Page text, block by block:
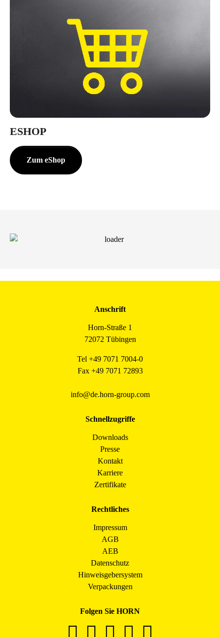
ESHOP
Zum eShop
Anschrift
Horn-Straße 1
72072 Tübingen
Tel +49 7071 7004-0
Fax +49 7071 72893
info@de.horn-group.com
Schnellzugriffe
Downloads
Presse
Kontakt
Karriere
Zertifikate
Rechtliches
Impressum
AGB
AEB
Datenschutz
Hinweisgebersystem
Verpackungen
Folgen Sie HORN